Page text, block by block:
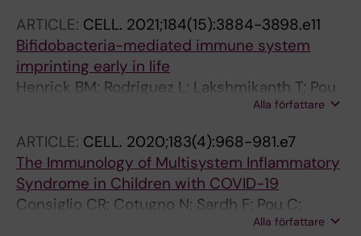
Rorbach J; Juto J-E; Li TQ; Julin P; Brodin P
ARTICLE: CELL. 2021;184(15):3884-3898.e11
Bifidobacteria-mediated immune system
imprinting early in life
Henrick BM; Rodriguez L; Lakshmikanth T; Pou
C; Henckel E; Arzoomand A; Olin A; Wang J;
Mikes J; Tan Z; Chen Y; Ehrlich AM;
Bernhardsson AK; Mugabo CH; Ambrosiani Y;
Gustafsson A; Chew S; Brown HK; Prambs J;
Bohlin K; Mitchell RD; Underwood MA;
Smilowitz JT; German JB; Frese SA; Brodin P
Alla författare
ARTICLE: CELL. 2020;183(4):968-981.e7
The Immunology of Multisystem Inflammatory
Syndrome in Children with COVID-19
Consiglio CR; Cotugno N; Sardh F; Pou C;
Amodio D; Rodriguez L; Tan Z; Zicari S;Alla författare